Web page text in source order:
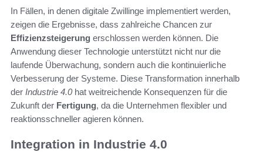
In Fällen, in denen digitale Zwillinge implementiert werden,
zeigen die Ergebnisse, dass zahlreiche Chancen zur
Effizienzsteigerung erschlossen werden können. Die
Anwendung dieser Technologie unterstützt nicht nur die
laufende Überwachung, sondern auch die kontinuierliche
Verbesserung der Systeme. Diese Transformation innerhalb
der Industrie 4.0hat weitreichende Konsequenzen für die
Zukunft der Fertigung, da die Unternehmen flexibler und
reaktionsschneller agieren können.
Integration in Industrie 4.0